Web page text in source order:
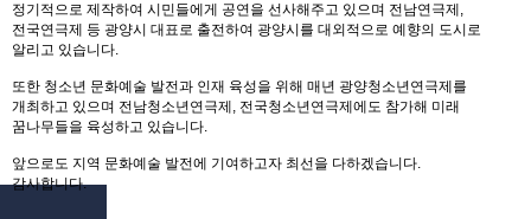
정기적으로 제작하여 시민들에게 공연을 선사해주고 있으며 전남연극제,
전국연극제 등 광양시 대표로 출전하여 광양시를 대외적으로 예향의 도시로
알리고 있습니다.
또한 청소년 문화예술 발전과 인재 육성을 위해 매년 광양청소년연극제를
개최하고 있으며 전남청소년연극제, 전국청소년연극제에도 참가해 미래
꿈나무들을 육성하고 있습니다.
앞으로도 지역 문화예술 발전에 기여하고자 최선을 다하겠습니다.
감사합니다.